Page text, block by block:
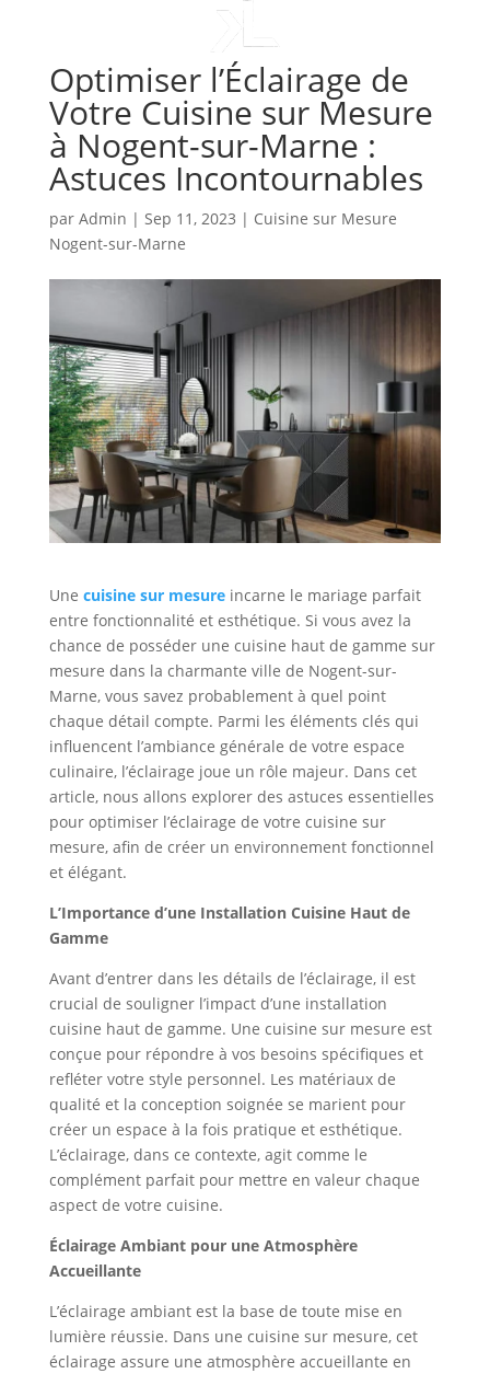
Optimiser l’Éclairage de
Votre Cuisine sur Mesure
à Nogent-sur-Marne :
Astuces Incontournables
par Admin | Sep 11, 2023 | Cuisine sur Mesure
Nogent-sur-Marne
Une cuisine sur mesure incarne le mariage parfait
entre fonctionnalité et esthétique. Si vous avez la
chance de posséder une cuisine haut de gamme sur
mesure dans la charmante ville de Nogent-sur-
Marne, vous savez probablement à quel point
chaque détail compte. Parmi les éléments clés qui
influencent l’ambiance générale de votre espace
culinaire, l’éclairage joue un rôle majeur. Dans cet
article, nous allons explorer des astuces essentielles
pour optimiser l’éclairage de votre cuisine sur
mesure, afin de créer un environnement fonctionnel
et élégant.
L’Importance d’une Installation Cuisine Haut de
Gamme
Avant d’entrer dans les détails de l’éclairage, il est
crucial de souligner l’impact d’une installation
cuisine haut de gamme. Une cuisine sur mesure est
conçue pour répondre à vos besoins spécifiques et
refléter votre style personnel. Les matériaux de
qualité et la conception soignée se marient pour
créer un espace à la fois pratique et esthétique.
L’éclairage, dans ce contexte, agit comme le
complément parfait pour mettre en valeur chaque
aspect de votre cuisine.
Éclairage Ambiant pour une Atmosphère
Accueillante
L’éclairage ambiant est la base de toute mise en
lumière réussie. Dans une cuisine sur mesure, cet
éclairage assure une atmosphère accueillante en